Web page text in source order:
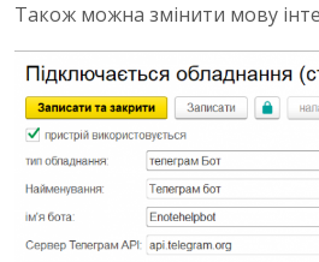
Також можна змінити мову